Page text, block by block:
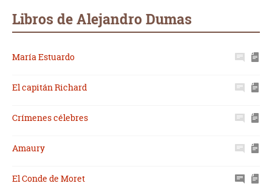
Libros de Alejandro Dumas
María Estuardo
El capitán Richard
Crímenes célebres
Amaury
El Conde de Moret